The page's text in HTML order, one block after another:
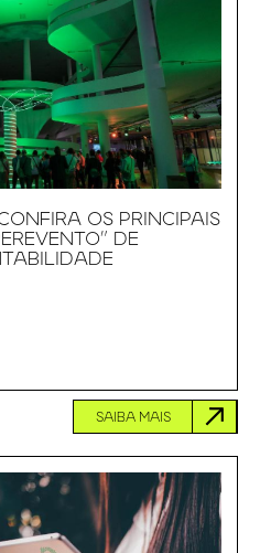
OS PRINCIPAIS
DE
SAIBA MAIS